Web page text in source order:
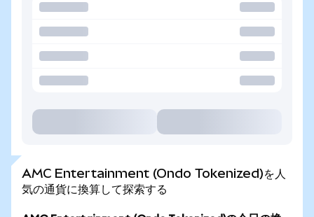
AMC Entertainment (Ondo Tokenized)を人
気の通貨に換算して探索する